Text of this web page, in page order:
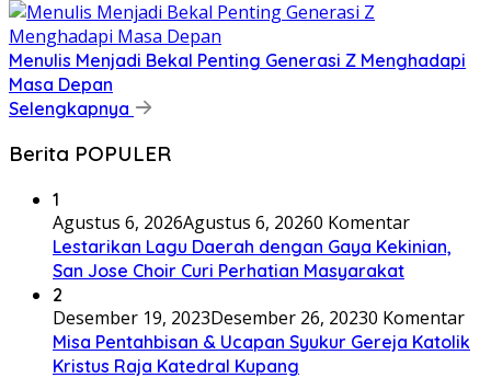
Menulis Menjadi Bekal Penting Generasi Z Menghadapi
Masa Depan
Selengkapnya
Berita POPULER
1
Agustus 6, 2026Agustus 6, 20260 Komentar
Lestarikan Lagu Daerah dengan Gaya Kekinian,
San Jose Choir Curi Perhatian Masyarakat
2
Desember 19, 2023Desember 26, 20230 Komentar
Misa Pentahbisan & Ucapan Syukur Gereja Katolik
Kristus Raja Katedral Kupang